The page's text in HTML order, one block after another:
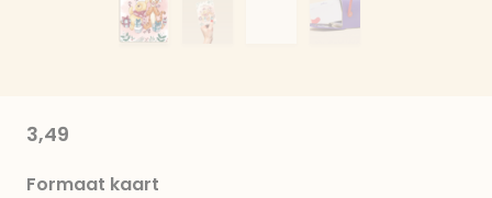
3,49
Formaat kaart